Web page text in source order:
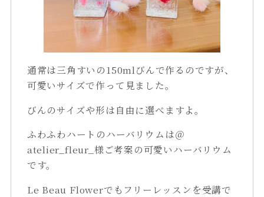
通常は三角すいの150mlびんで作るのですが、
可愛いサイズで作って見ました。
びんのサイズや形は自由に選べますよ。
ふわふわハートのハーバリウムは＠
atelier_fleur_様ご考案の可愛いハーバリウム
です。
Le Beau Flowerでもフリーレッスンを受講で